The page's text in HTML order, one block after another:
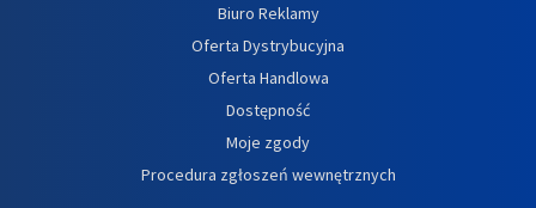
Biuro Reklamy
Oferta Dystrybucyjna
Oferta Handlowa
Dostępność
Moje zgody
Procedura zgłoszeń wewnętrznych